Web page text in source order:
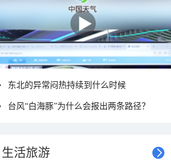
东北的异常闷热持续到什么时候
台风“白海豚”为什么会报出两条路径？
生活旅游